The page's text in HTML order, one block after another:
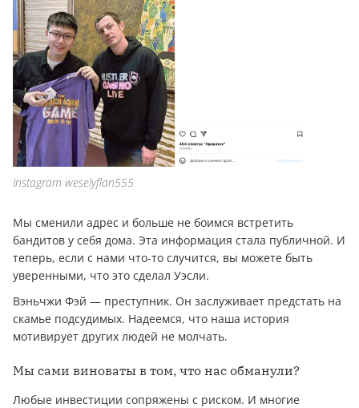
Instagram weselyflan555
Мы сменили адрес и больше не боимся встретить
бандитов у себя дома. Эта информация стала публичной. И
теперь, если с нами что-то случится, вы можете быть
уверенными, что это сделал Уэсли.
Вэньчжи Фэй — преступник. Он заслуживает предстать на
скамье подсудимых. Надеемся, что наша история
мотивирует других людей не молчать.
Мы сами виноваты в том, что нас обманули?
Любые инвестиции сопряжены с риском. И многие